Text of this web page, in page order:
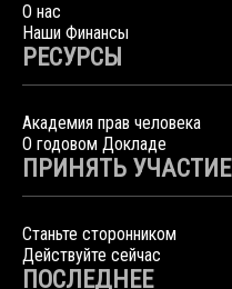
О нас
Наши Финансы
РЕСУРСЫ
Академия прав человека
О годовом Докладе
ПРИНЯТЬ УЧАСТИЕ
Станьте сторонником
Действуйте сейчас
ПОСЛЕДНЕЕ